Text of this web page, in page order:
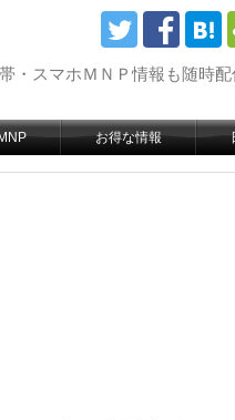
・スマホＭＮＰ情報も随時
お得な情報